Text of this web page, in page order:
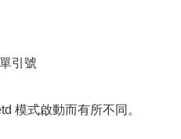
引號
模式啟動而有所不同。